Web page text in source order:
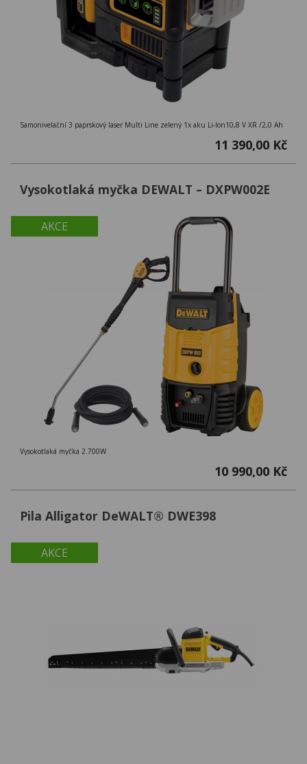
Samonivelační 3 paprskový laser Multi Line zelený 1x aku Li-Ion10,8 V XR /2,0 Ah
11 390,00 Kč
AKCE
Vysokotlaká myčka DEWALT – DXPW002E
Vysokotlaká myčka 2.700W
10 990,00 Kč
AKCE
Pila Alligator DeWALT® DWE398